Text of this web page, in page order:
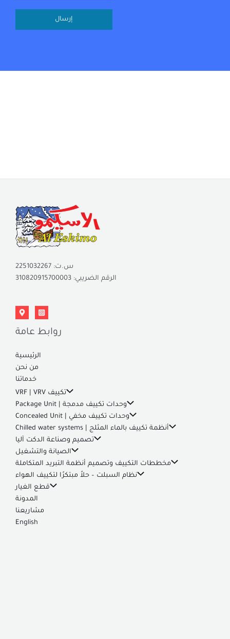
إرسال
س.ت: 2251032267
الرقم الضريبي: 310820915700003
روابط عامة
الرئيسية
من نحن
خدماتنا
تكييف VRF | VRV
وحدات تكييف مدمجة | Package Unit
وحدات تكييف مخفي | Concealed Unit
أنظمة تكييف بالماء المثلج | Chilled water systems
تصميم وصناعة الدكت آليا
الصيانة والتشغيل
مخططات التكييف وتصميم أنظمة التبريد المتكاملة
نظام السبلت – حلاً مبتكرًا لتكييف الهواء
قطع الغيار
المدونة
مشاريعنا
English